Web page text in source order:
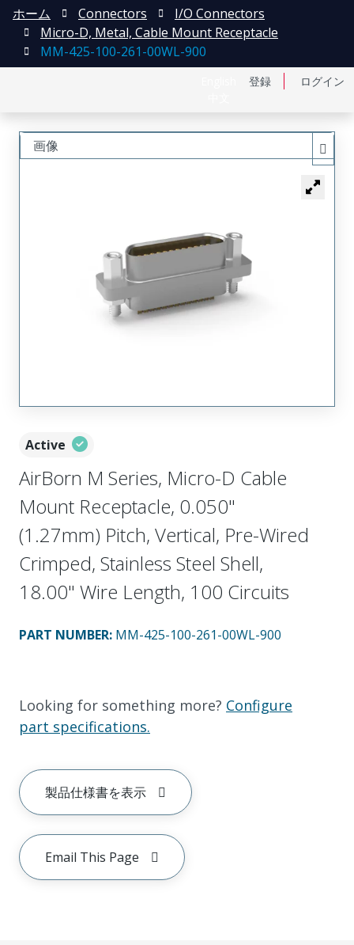
登録 ログイン
ホーム Connectors
I/O Connectors
Micro-D, Metal, Cable Mount Receptacle
MM-425-100-261-00WL-900
Active
AirBorn M Series, Micro-D Cable
Mount Receptacle, 0.050"
(1.27mm) Pitch, Vertical, Pre-Wired
Crimped, Stainless Steel Shell,
18.00" Wire Length, 100 Circuits
PART NUMBER: MM-425-100-261-00WL-900
Looking for something more? Configure
part specifications.
製品仕様書を表示
Email This Page
画像